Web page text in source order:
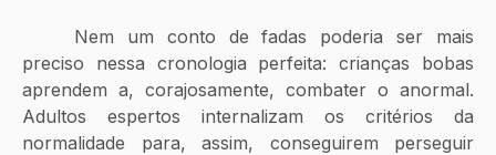
preciso nessa cronologia perfeita: crianças bobas
aprendem a, corajosamente, combater o anormal.
Adultos espertos internalizam os critérios da
normalidade para, assim, conseguirem perseguir